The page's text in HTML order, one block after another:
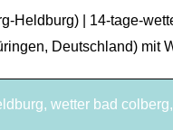
Heldburg) | 14-tage-
Deutschland) mit
wetter bad